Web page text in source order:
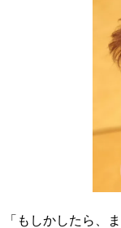
「もしかしたら、